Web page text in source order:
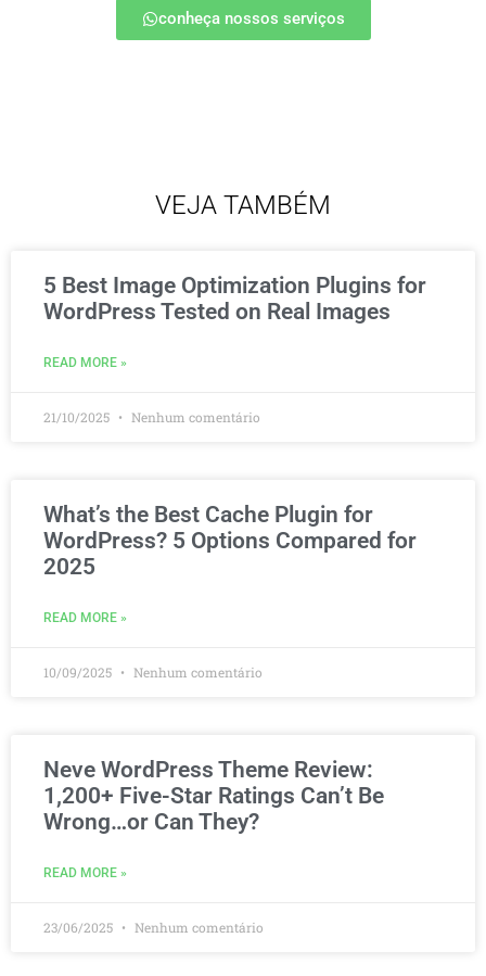
conheça nossos serviços
VEJA TAMBÉM
5 Best Image Optimization Plugins for
WordPress Tested on Real Images
READ MORE »
21/10/2025 Nenhum comentário
What’s the Best Cache Plugin for
WordPress? 5 Options Compared for
2025
READ MORE »
10/09/2025 Nenhum comentário
Neve WordPress Theme Review:
1,200+ Five-Star Ratings Can’t Be
Wrong…or Can They?
READ MORE »
23/06/2025 Nenhum comentário